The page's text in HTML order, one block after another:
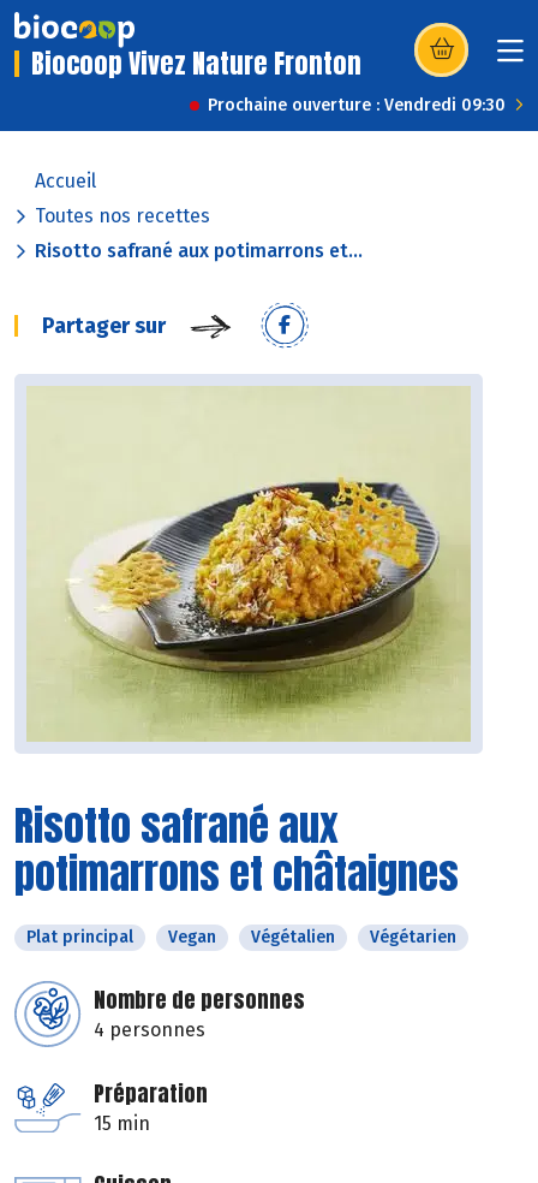
Biocoop Vivez Nature Fronton (s’ouvre dans
Prochaine ouverture : Vendredi 09:30
Accueil
Toutes nos recettes
Risotto safrané aux potimarrons et...
Partager sur
Risotto safrané aux
potimarrons et châtaignes
Plat principal Vegan Végétalien Végétarien
Nombre de personnes
4 personnes
Préparation
15 min